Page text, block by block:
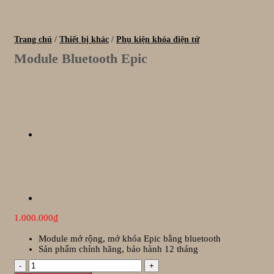
Trang chủ / Thiết bị khác / Phụ kiện khóa điện tử
Module Bluetooth Epic
1.000.000₫
Module mở rộng, mở khóa Epic bằng bluetooth
Sản phẩm chính hãng, bảo hành 12 tháng
Module